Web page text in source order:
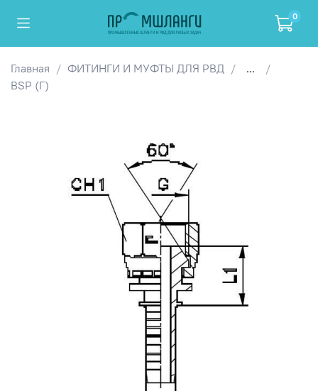
0
Главная ФИТИНГИ И МУФТЫ ДЛЯ РВД
...
BSP (Г)